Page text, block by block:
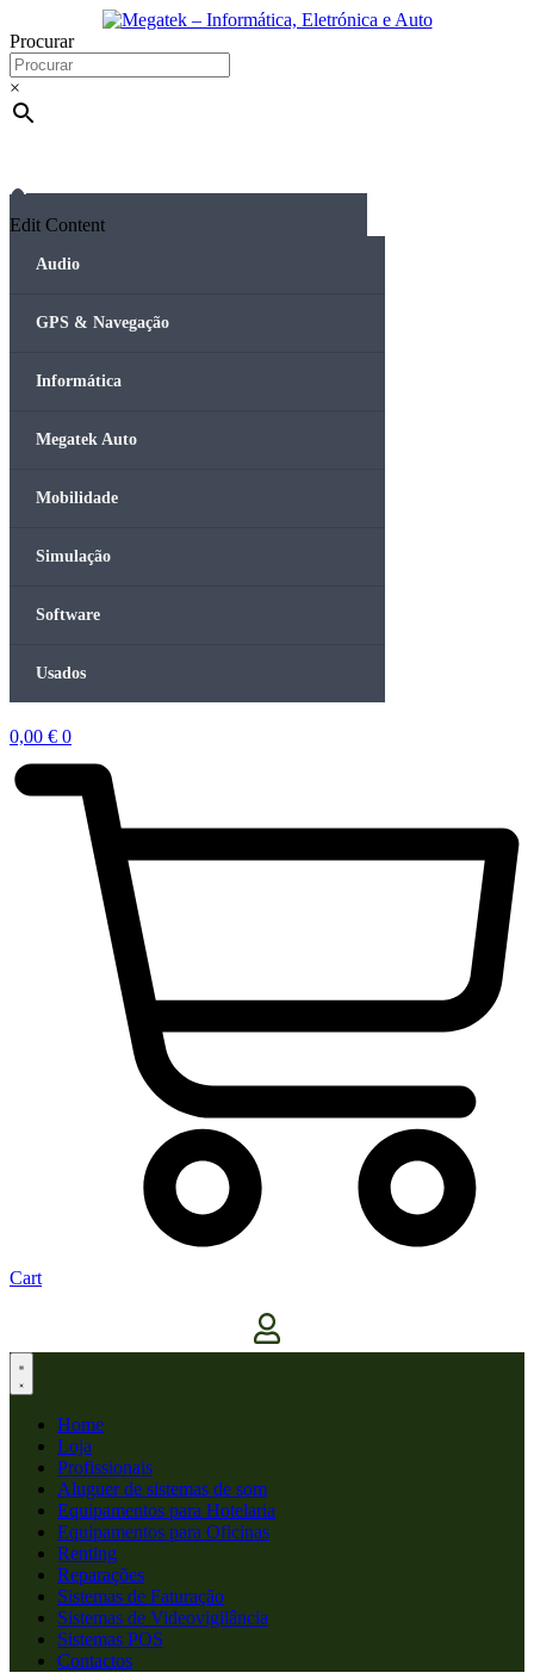
to
content
Procurar
×
Edit Content
Audio
GPS & Navegação
Informática
Megatek Auto
Mobilidade
Simulação
Software
Usados
0,00 € 0
Cart
Home
Loja
Profissionais
Aluguer de sistemas de som
Equipamentos para Hotelaria
Equipamentos para Oficinas
Renting
Reparações
Sistemas de Faturação
Sistemas de Videovigilância
Sistemas POS
Contactos